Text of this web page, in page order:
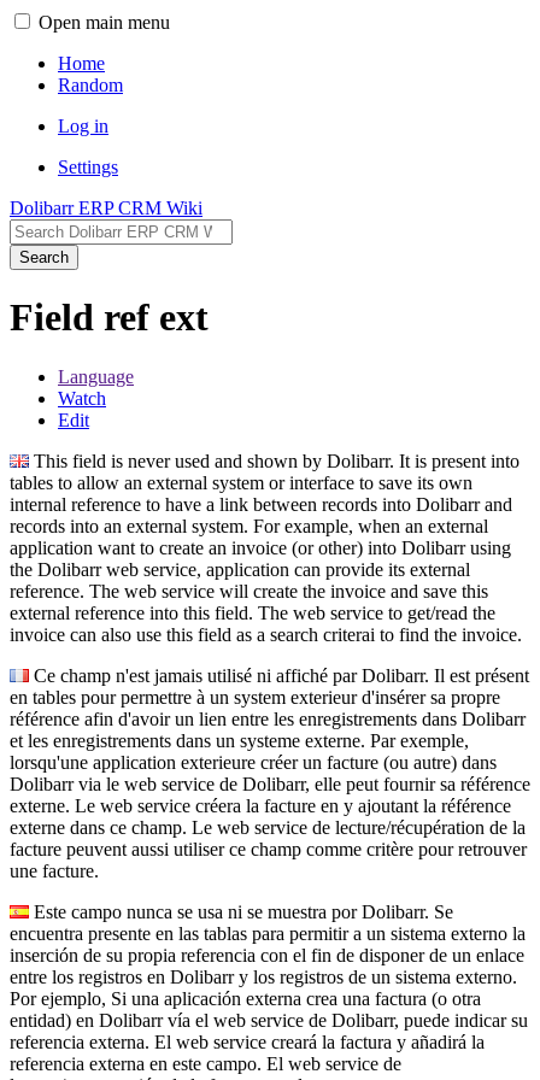
Open main menu
Home
Random
Log in
Settings
Dolibarr ERP CRM Wiki
Search
Field ref ext
Language
Watch
Edit
This field is never used and shown by Dolibarr. It is present into
tables to allow an external system or interface to save its own
internal reference to have a link between records into Dolibarr and
records into an external system. For example, when an external
application want to create an invoice (or other) into Dolibarr using
the Dolibarr web service, application can provide its external
reference. The web service will create the invoice and save this
external reference into this field. The web service to get/read the
invoice can also use this field as a search criterai to find the invoice.
Ce champ n'est jamais utilisé ni affiché par Dolibarr. Il est présent
en tables pour permettre à un system exterieur d'insérer sa propre
référence afin d'avoir un lien entre les enregistrements dans Dolibarr
et les enregistrements dans un systeme externe. Par exemple,
lorsqu'une application exterieure créer un facture (ou autre) dans
Dolibarr via le web service de Dolibarr, elle peut fournir sa référence
externe. Le web service créera la facture en y ajoutant la référence
externe dans ce champ. Le web service de lecture/récupération de la
facture peuvent aussi utiliser ce champ comme critère pour retrouver
une facture.
Este campo nunca se usa ni se muestra por Dolibarr. Se
encuentra presente en las tablas para permitir a un sistema externo la
inserción de su propia referencia con el fin de disponer de un enlace
entre los registros en Dolibarr y los registros de un sistema externo.
Por ejemplo, Si una aplicación externa crea una factura (o otra
entidad) en Dolibarr vía el web service de Dolibarr, puede indicar su
referencia externa. El web service creará la factura y añadirá la
referencia externa en este campo. El web service de